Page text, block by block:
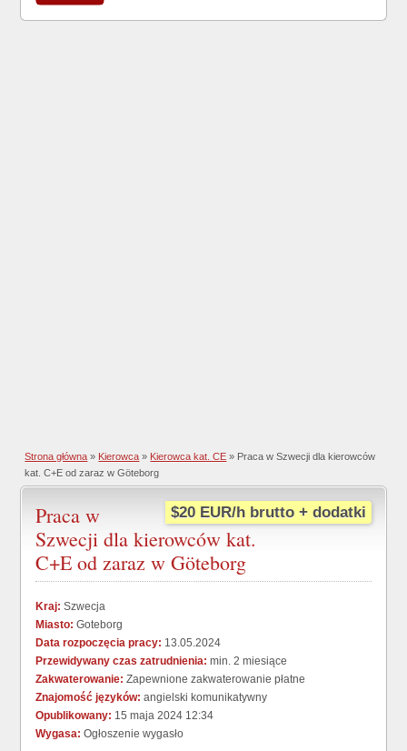
Strona główna » Kierowca » Kierowca kat. CE » Praca w Szwecji dla kierowców
kat. C+E od zaraz w Göteborg
$20 EUR/h brutto + dodatki
Praca w
Szwecji dla kierowców kat.
C+E od zaraz w Göteborg
Kraj: Szwecja
Miasto: Goteborg
Data rozpoczęcia pracy: 13.05.2024
Przewidywany czas zatrudnienia: min. 2 miesiące
Zakwaterowanie: Zapewnione zakwaterowanie płatne
Znajomość języków: angielski komunikatywny
Opublikowany: 15 maja 2024 12:34
Wygasa: Ogłoszenie wygasło